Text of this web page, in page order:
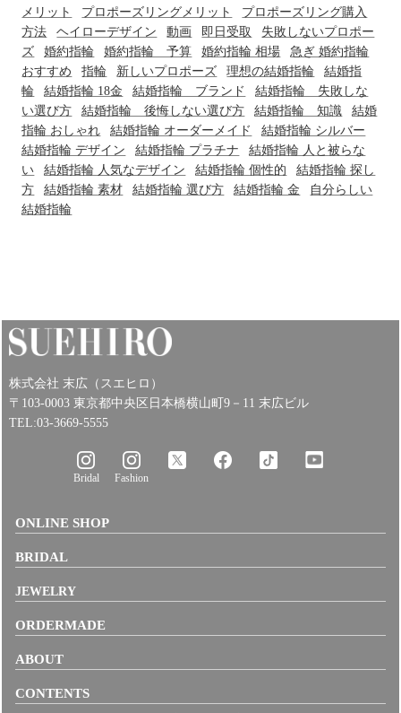
メリット
プロポーズリングメリット
プロポーズリング購入
方法
ヘイローデザイン 動画 即日受取
失敗しないプロポー
ズ
婚約指輪 婚約指輪 予算 婚約指輪 相場
急ぎ 婚約指輪
おすすめ
指輪 新しいプロポーズ 理想の結婚指輪
結婚指
輪
結婚指輪 18金 結婚指輪 ブランド
結婚指輪 失敗しな
い選び方
結婚指輪 後悔しない選び方 結婚指輪 知識
結婚
指輪 おしゃれ
結婚指輪 オーダーメイド
結婚指輪 シルバー
結婚指輪 デザイン
結婚指輪 プラチナ
結婚指輪 人と被らな
い
結婚指輪 人気なデザイン 結婚指輪 個性的
結婚指輪 探し
方
結婚指輪 素材 結婚指輪 選び方 結婚指輪 金
自分らしい
結婚指輪
株式会社 末広（スエヒロ）
〒103-0003 東京都中央区日本橋横山町9－11 末広ビル
TEL:03-3669-5555
Bridal Fashion
ONLINE SHOP
BRIDAL
JEWELRY
ORDERMADE
ABOUT
CONTENTS